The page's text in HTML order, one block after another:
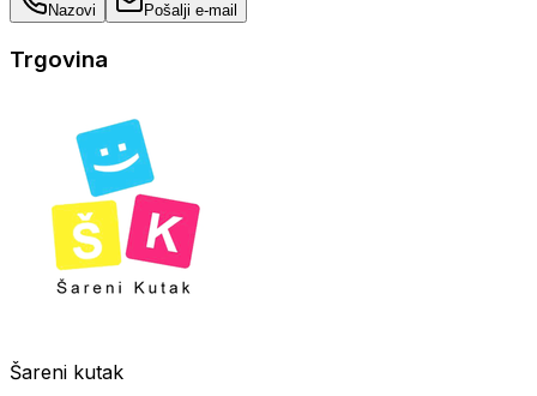
Nazovi Pošalji e-mail
Trgovina
Šareni kutak